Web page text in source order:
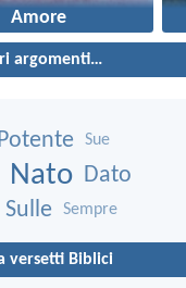
Amore
argomenti…
Sue
Nato Dato
Sulle Sempre
versetti Biblici